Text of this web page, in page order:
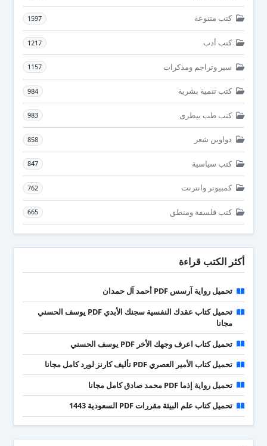
كتب متنوعة 1597
كتب أدب 1217
سير وتراجم ومذكرات 1157
كتب تنمية بشرية 984
كتب طب بيطرى 983
دواوين شعر 858
كتب سياسية 847
كمبيوتر وانترنت 762
كتب فلسفة ومنطق 665
أكثر الكتب قراءة
تحميل رواية آرسس PDF أحمد آل حمدان
تحميل كتاب عقدك النفسية سجنك الأبدي PDF يوسف الحسني
مجانا
تحميل كتاب اعرف وجهك الأخر PDF يوسف الحسني
تحميل كتاب الأمير العصري PDF تأليف كارنز لورد كامل مجانا
تحميل رواية إذما PDF محمد صادق كامل مجانا
تحميل كتاب علم البيئة مقررات PDF السعودية 1443